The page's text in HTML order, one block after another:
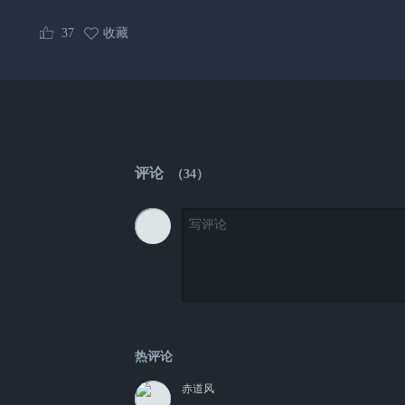
37 收藏
评论 （34）
热评论
赤道风